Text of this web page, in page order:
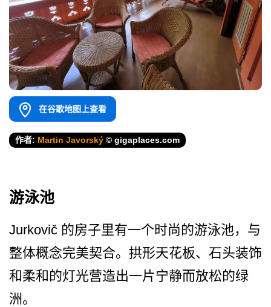
在谷歌地图上查看
作者: Martin Javorský © gigaplaces.com
游泳池
Jurkovič 的房子里有一个时尚的游泳池­，与
整体概念完美契合。拱形天花板、石头装饰
和柔和­的灯光营造出一片宁静而放松的绿
洲。